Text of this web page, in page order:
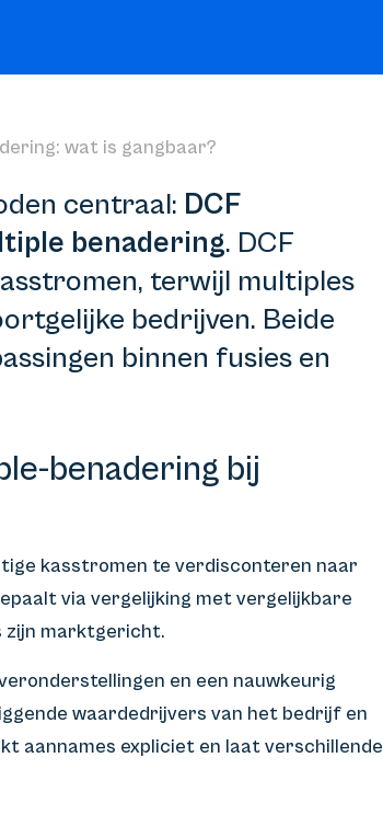
wat is gangbaar?
centraal: DCF
benadering. DCF
terwijl multiples
bedrijven. Beide
binnen fusies en
benadering bij
kasstromen te verdisconteren naar
via vergelijking met vergelijkbare
zijn marktgericht.
en een nauwkeurig
waardedrijvers van het bedrijf en
aannames expliciet en laat verschillende